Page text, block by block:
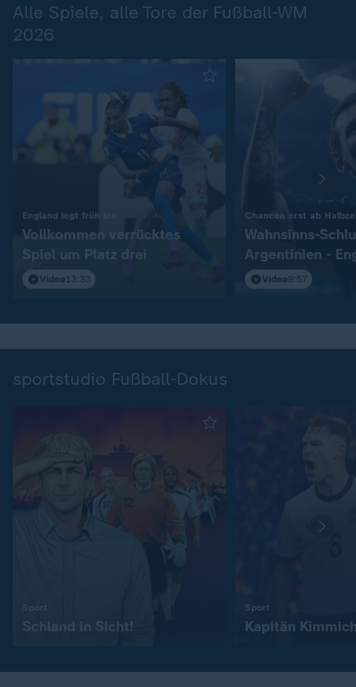
Alle Spiele, alle Tore der Fußball-WM
2026
England legt früh los
Vollkommen verrücktes
Spiel um Platz drei
Video 13:33
Chancen erst ab
Wahnsinns-
Argentinien -
Video9:57
sportstudio Fußball-Dokus
Schland in Sicht!
Sport
Kapitän